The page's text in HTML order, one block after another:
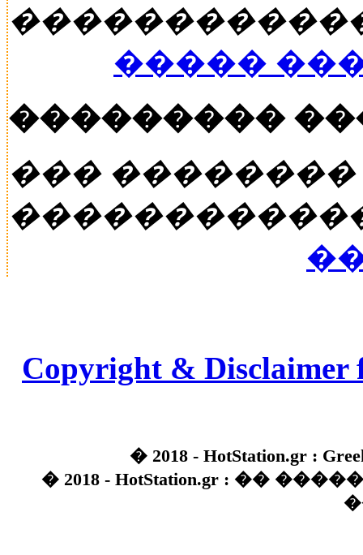
�����
���������
���
Copyright & Disclaimer
� 2018 - HotStation.gr :
� 2018 - HotStation.gr : ��